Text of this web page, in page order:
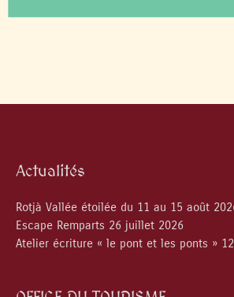
Actualités
Rotjà Vallée étoilée du 11 au 15 août
Escape Remparts 26 juillet 2026
Atelier écriture « le pont et les ponts »